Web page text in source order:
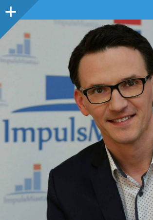
Panel